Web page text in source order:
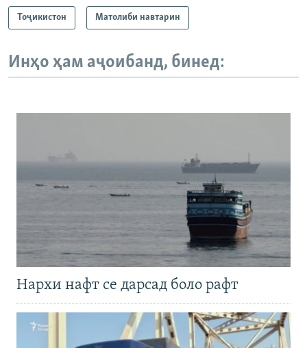
Тоҷикистон Матолиби навтарин
Инҳо ҳам аҷоибанд, бинед:
Нархи нафт се дарсад боло рафт